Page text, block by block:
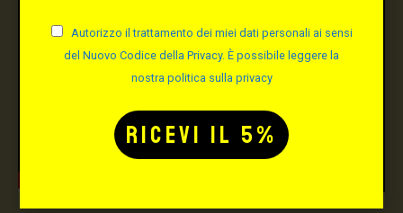
Autorizzo il trattamento dei miei dati personali ai sensi
del Nuovo Codice della Privacy. È possibile leggere la
nostra politica sulla privacy